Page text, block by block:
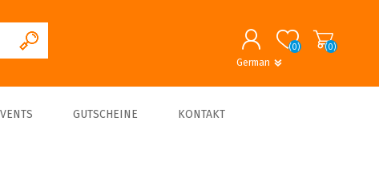
German
(0) (0)
GUTSCHEINE KONTAKT